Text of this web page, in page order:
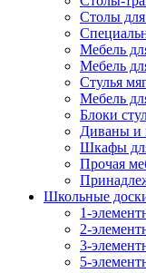
Столы для
Мебель
Мебель
Стулья
Мебель
Блоки
Диваны и
Шкафы
Прочая
Школьные
1-
2-
3-
5-